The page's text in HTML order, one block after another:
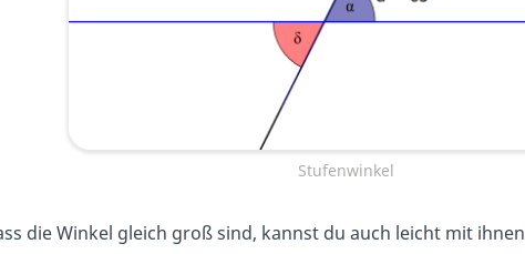
Stufenwinkel
die Winkel gleich groß sind, kannst du auch leicht mit ihnen